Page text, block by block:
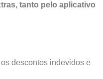
tanto pelo aplicativo
descontos indevidos e